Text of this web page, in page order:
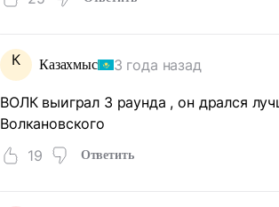
К Казахмыс 3 года назад
ВОЛК выиграл 3 раунда , он дрался
Волкановского
19
Ответить